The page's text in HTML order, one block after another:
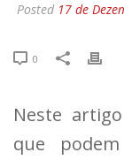
Posted 17 de
0
Neste
que